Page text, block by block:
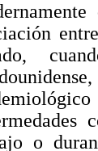
o